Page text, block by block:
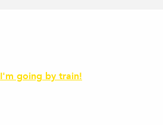
I'm going by train!